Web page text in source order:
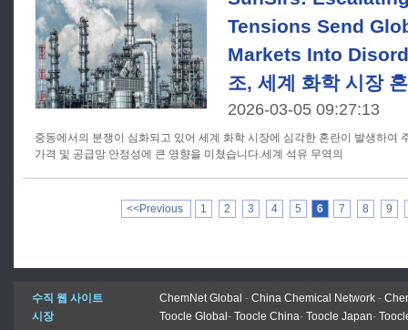
Tensions Send
Markets Into
조, 세계 화학 시장
2026-03-05 09:27:13
중동에서의 분쟁이 심화되고 있어 세계 화학 시장에 심각한 혼란이 발생하여
가격 및 공급망 안정성에 큰 영향을 미쳤습니다.세계 석유 무역의
<<Previous 1 2 3 4 5 6 7 8 9
수직 웹 사이트 ChemNet Global - China Chemical Network -
시장
Toocle Global - Toocle China- Toocle Japan-